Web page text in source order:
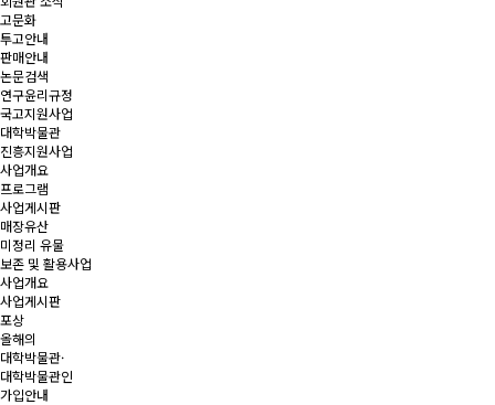
고문화
투고안내
판매안내
논문검색
연구윤리규정
국고지원사업
대학박물관
진흥지원사업
사업개요
프로그램
사업게시판
매장유산
미정리 유물
보존 및 활용사업
사업개요
사업게시판
포상
올해의
대학박물관·
대학박물관인
가입안내